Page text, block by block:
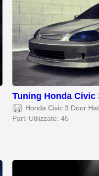
Tuning Honda Civic
Honda Civic 3 Door
Parti Utilizzate: 45